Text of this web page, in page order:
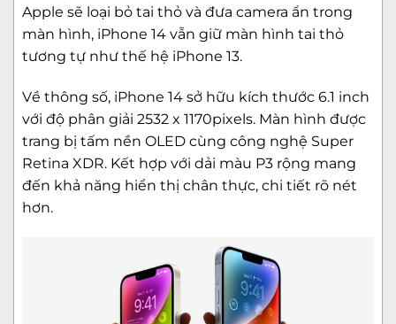
Apple sẽ loại bỏ tai thỏ và đưa camera ẩn trong
màn hình, iPhone 14 vẫn giữ màn hình tai thỏ
tương tự như thế hệ iPhone 13.
Về thông số, iPhone 14 sở hữu kích thước 6.1 inch
với độ phân giải 2532 x 1170pixels. Màn hình được
trang bị tấm nền OLED cùng công nghệ Super
Retina XDR. Kết hợp với dải màu P3 rộng mang
đến khả năng hiển thị chân thực, chi tiết rõ nét
hơn.